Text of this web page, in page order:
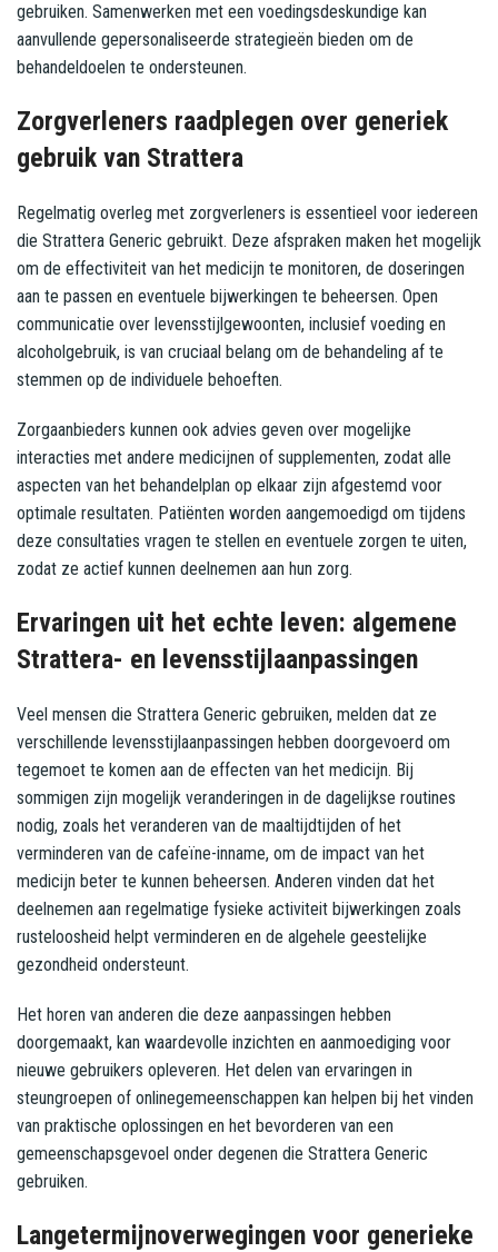
gebruiken. Samenwerken met een voedingsdeskundige kan
aanvullende gepersonaliseerde strategieën bieden om de
behandeldoelen te ondersteunen.
Zorgverleners raadplegen over generiek
gebruik van Strattera
Regelmatig overleg met zorgverleners is essentieel voor iedereen
die Strattera Generic gebruikt. Deze afspraken maken het mogelijk
om de effectiviteit van het medicijn te monitoren, de doseringen
aan te passen en eventuele bijwerkingen te beheersen. Open
communicatie over levensstijlgewoonten, inclusief voeding en
alcoholgebruik, is van cruciaal belang om de behandeling af te
stemmen op de individuele behoeften.
Zorgaanbieders kunnen ook advies geven over mogelijke
interacties met andere medicijnen of supplementen, zodat alle
aspecten van het behandelplan op elkaar zijn afgestemd voor
optimale resultaten. Patiënten worden aangemoedigd om tijdens
deze consultaties vragen te stellen en eventuele zorgen te uiten,
zodat ze actief kunnen deelnemen aan hun zorg.
Ervaringen uit het echte leven: algemene
Strattera- en levensstijlaanpassingen
Veel mensen die Strattera Generic gebruiken, melden dat ze
verschillende levensstijlaanpassingen hebben doorgevoerd om
tegemoet te komen aan de effecten van het medicijn. Bij
sommigen zijn mogelijk veranderingen in de dagelijkse routines
nodig, zoals het veranderen van de maaltijdtijden of het
verminderen van de cafeïne-inname, om de impact van het
medicijn beter te kunnen beheersen. Anderen vinden dat het
deelnemen aan regelmatige fysieke activiteit bijwerkingen zoals
rusteloosheid helpt verminderen en de algehele geestelijke
gezondheid ondersteunt.
Het horen van anderen die deze aanpassingen hebben
doorgemaakt, kan waardevolle inzichten en aanmoediging voor
nieuwe gebruikers opleveren. Het delen van ervaringen in
steungroepen of onlinegemeenschappen kan helpen bij het vinden
van praktische oplossingen en het bevorderen van een
gemeenschapsgevoel onder degenen die Strattera Generic
gebruiken.
Langetermijnoverwegingen voor generieke